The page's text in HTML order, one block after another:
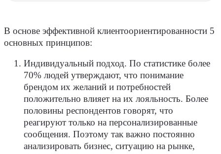
В основе эффективной клиентоориентированности 5
основных принципов:
Индивидуальный подход. По статистике более
70% людей утверждают, что понимание
брендом их желаний и потребностей
положительно влияет на их лояльность. Более
половины респондентов говорят, что
реагируют только на персонализированные
сообщения. Поэтому так важно постоянно
анализировать бизнес, ситуацию на рынке,